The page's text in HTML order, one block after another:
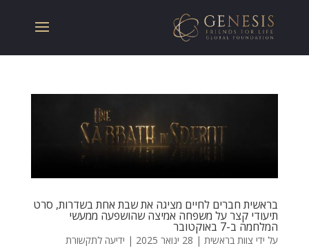
בראשית חברים לחיים מציגה את שבת אחת בשדרות, סרט
תיעודי קצר על משפחה אמיצה שהושפעה ממעשי
המלחמה ב-7 באוקטובר
על ידי צוות בראשית| 28 ינואר 2025 | ידיעה לתקשורת